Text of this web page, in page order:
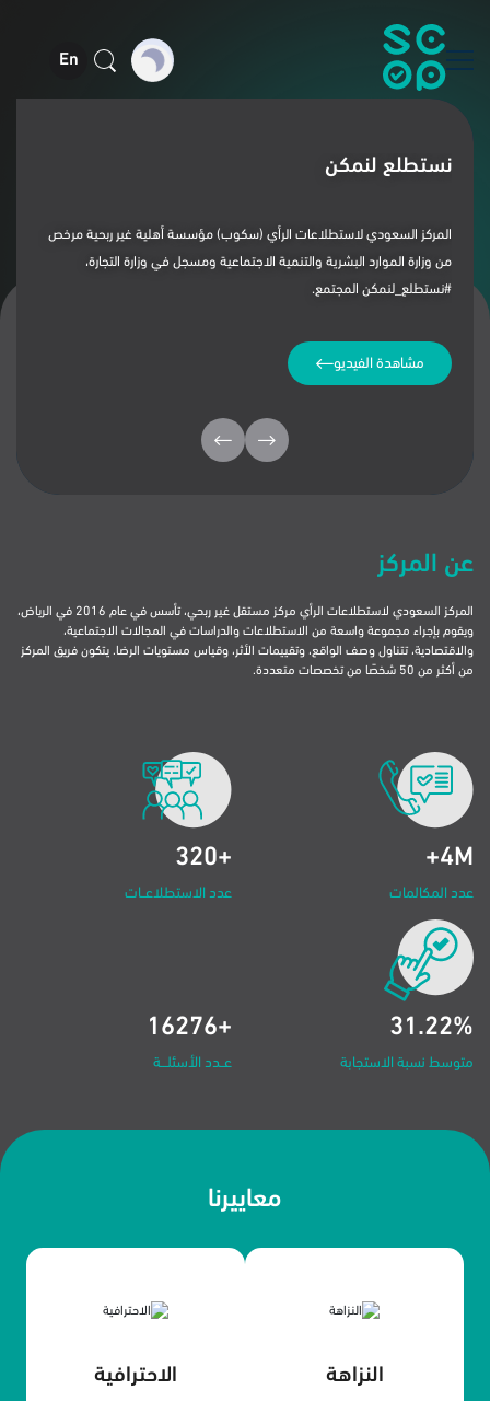
En
نستطلع لنمكن
‏المركز السعودي لاستطلاعات الرأي (سكوب) مؤسسة أهلية غير ربحية مرخص
من وزارة الموارد البشرية والتنمية الاجتماعية ومسجل في وزارة التجارة،
⁧‫#نستطلع_لنمكن‬⁩ المجتمع.
مشاهدة الفيديو
عن المركز
المركز السعودي لاستطلاعات الرأي مركز مستقل غير ربحي، تأسس في عام 2016 في الرياض،
ويقوم بإجراء مجموعة واسعة من الاستطلاعات والدراسات في المجالات الاجتماعية،
والاقتصادية، تتناول وصف الواقع، وتقييمات الأثر، وقياس مستويات الرضا. يتكون فريق المركز
من أكثر من 50 شخصًا من تخصصات متعددة.
4M+
+320
‏‏عدد الاستطلاعــات
31.22%
متوسط نسبة الاستجابة
+16276
معاييرنا
النزاهة الاحترافية